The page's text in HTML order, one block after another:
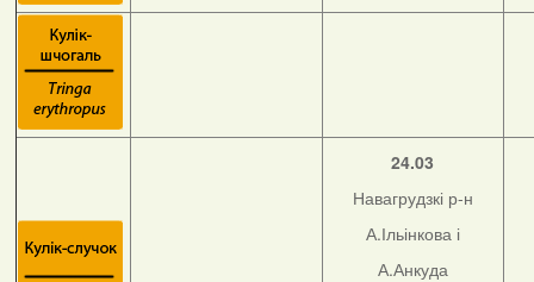
24.03
Навагрудзкі р-н
А.Ільінкова і
А.Анкуда